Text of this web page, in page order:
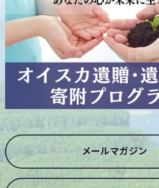
メールマガジン